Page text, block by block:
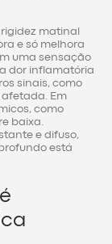
matinal
e só melhora
uma sensação
dor inflamatória
sinais, como
Em
como
baixa.
e difuso,
está